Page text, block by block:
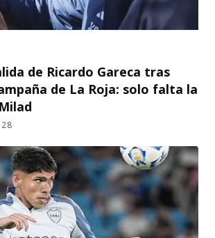
de Ricardo Gareca tras
de La Roja: solo falta la